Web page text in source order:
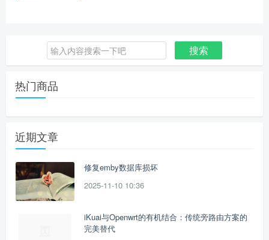
搜
索：
搜索
热门商品
近期文章
修复emby数据库损坏
2025-11-10 10:36
iKuai与Openwrt的有机结合：传统旁路由方案的
完美替代